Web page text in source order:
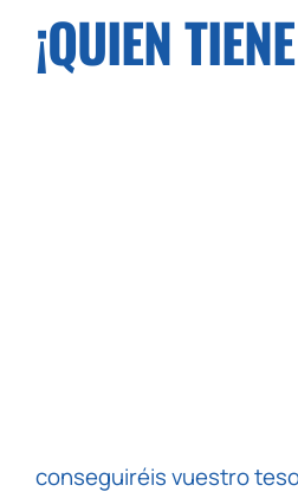
¡QUIEN
conseguiréis vuestro